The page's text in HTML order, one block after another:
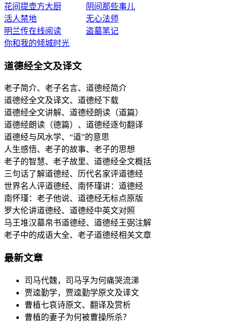
花间提壶方大厨
阴间那些事儿
活人禁地
无心法师
明兰传在线阅读
盗墓笔记
你和我的倾城时光
道德经全文及译文
老子简介、老子名言、道德经简介
道德经全文及译文、道德经下载
道德经全文讲解、道德经朗读（道篇）
道德经朗读（德篇）、道德经逐句翻译
道德经与风水学、“道”的意思
人生感悟、老子的故事、老子的思想
老子的智慧、老子故里、道德经全文概括
三句话了解道德经、历代名家评道德经
世界名人评道德经、南怀瑾讲：道德经
南怀瑾：老子他说、道德经无标点原版
罗大伦讲道德经、道德经中英文对照
马王堆汉墓帛书道德经、道德经王弼注解
老子中的成语大全、老子道德经相关文章
最新文章
司马代魏，司马孚为何痛哭流涕
贾逵勤学，贾逵勤学原文及译文
曹植七哀诗原文、翻译及赏析
曹植的妻子为何被曹操所杀？